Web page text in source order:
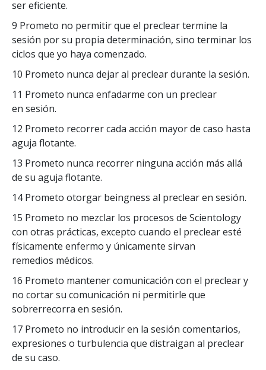
ser eficiente.
9 Prometo no permitir que el preclear termine la
sesión por su propia determinación, sino terminar los
ciclos que yo haya comenzado.
10 Prometo nunca dejar al preclear durante la sesión.
11 Prometo nunca enfadarme con un preclear
en sesión.
12 Prometo recorrer cada acción mayor de caso hasta
aguja flotante.
13 Prometo nunca recorrer ninguna acción más allá
de su aguja flotante.
14 Prometo otorgar beingness al preclear en sesión.
15 Prometo no mezclar los procesos de Scientology
con otras prácticas, excepto cuando el preclear esté
físicamente enfermo y únicamente sirvan
remedios médicos.
16 Prometo mantener comunicación con el preclear y
no cortar su comunicación ni permitirle que
sobrerrecorra en sesión.
17 Prometo no introducir en la sesión comentarios,
expresiones o turbulencia que distraigan al preclear
de su caso.